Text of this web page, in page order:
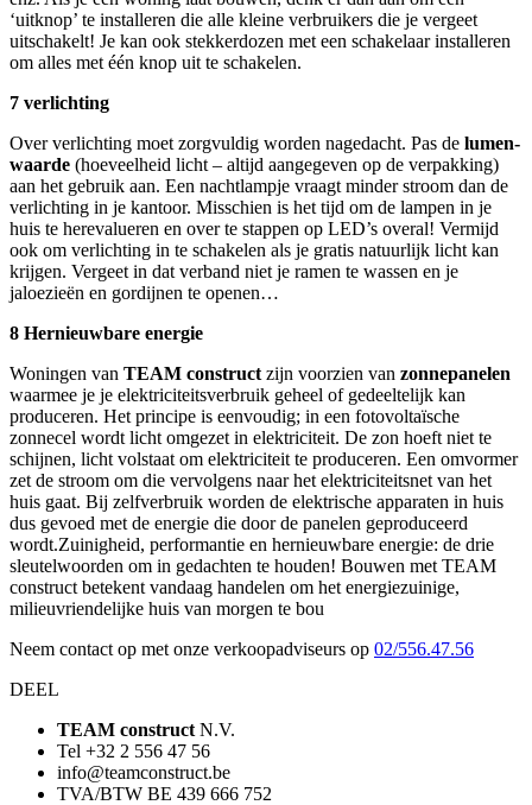
‘uitknop’ te installeren die alle kleine verbruikers die je vergeet
uitschakelt! Je kan ook stekkerdozen met een schakelaar installeren
om alles met één knop uit te schakelen.
7 verlichting
Over verlichting moet zorgvuldig worden nagedacht. Pas de lumen-
waarde (hoeveelheid licht – altijd aangegeven op de verpakking)
aan het gebruik aan. Een nachtlampje vraagt minder stroom dan de
verlichting in je kantoor. Misschien is het tijd om de lampen in je
huis te herevalueren en over te stappen op LED’s overal! Vermijd
ook om verlichting in te schakelen als je gratis natuurlijk licht kan
krijgen. Vergeet in dat verband niet je ramen te wassen en je
jaloezieën en gordijnen te openen…
8 Hernieuwbare energie
Woningen van TEAM construct zijn voorzien van zonnepanelen
waarmee je je elektriciteitsverbruik geheel of gedeeltelijk kan
produceren. Het principe is eenvoudig; in een fotovoltaïsche
zonnecel wordt licht omgezet in elektriciteit. De zon hoeft niet te
schijnen, licht volstaat om elektriciteit te produceren. Een omvormer
zet de stroom om die vervolgens naar het elektriciteitsnet van het
huis gaat. Bij zelfverbruik worden de elektrische apparaten in huis
dus gevoed met de energie die door de panelen geproduceerd
wordt.Zuinigheid, performantie en hernieuwbare energie: de drie
sleutelwoorden om in gedachten te houden! Bouwen met TEAM
construct betekent vandaag handelen om het energiezuinige,
milieuvriendelijke huis van morgen te bou
Neem contact op met onze verkoopadviseurs op 02/556.47.56
DEEL
TEAM construct N.V.
Tel +32 2 556 47 56
info@teamconstruct.be
TVA/BTW BE 439 666 752